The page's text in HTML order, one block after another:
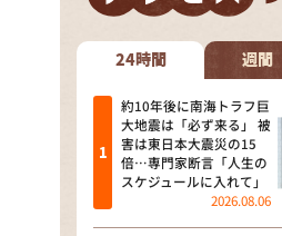
なるみ・岡村の
相席食堂
これ余談なんで
～人生密着ト
～ やすともの
探偵！ナイト
24時間 週間
約10年後に南海トラフ巨
大地震は「必ず来る」 被
害は東日本大震災の15
倍…専門家断言「人生の
スケジュールに入れて」
2026.08.06